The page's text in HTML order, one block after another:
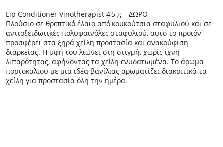
Lip Conditioner Vinotherapist 4,5 g – ΔΩΡΟ
Πλούσιο σε θρεπτικό έλαιο από κουκούτσια σταφυλιού και σε
αντιοξειδωτικές πολυφαινόλες σταφυλιού, αυτό το προϊόν
προσφέρει στα ξηρά χείλη προστασία και ανακούφιση
διαρκείας. Η υφή του λιώνει στη στιγμή, χωρίς ίχνη
λιπαρότητας, αφήνοντας τα χείλη ενυδατωμένα. Το άρωμα
πορτοκαλιού με μια ιδέα βανίλιας αρωματίζει διακριτικά τα
χείλη για προστασία όλη την ημέρα.